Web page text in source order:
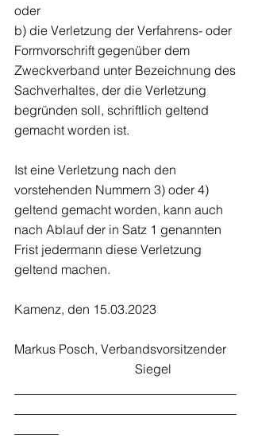
oder
b) die Verletzung der Verfahrens- oder
Formvorschrift gegenüber dem
Zweckverband unter Bezeichnung des
Sachverhaltes, der die Verletzung
begründen soll, schriftlich geltend
gemacht worden ist.
Ist eine Verletzung nach den
vorstehenden Nummern 3) oder 4)
geltend gemacht worden, kann auch
nach Ablauf der in Satz 1 genannten
Frist jedermann diese Verletzung
geltend machen.
Kamenz, den 15.03.2023
Markus Posch, Verbandsvorsitzender
Siegel